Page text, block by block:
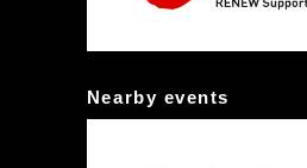
Nearby events